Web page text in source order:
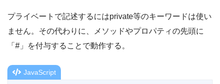
プライベートで記述するにはprivate等のキーワードは使い
ません。その代わりに、メソッドやプロパティの先頭に
「#」を付与することで動作する。
JavaScript